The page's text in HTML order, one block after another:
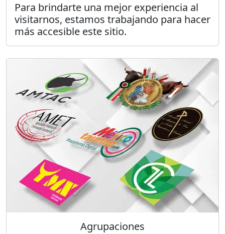
Para brindarte una mejor experiencia al
visitarnos, estamos trabajando para hacer
más accesible este sitio.
Agrupaciones